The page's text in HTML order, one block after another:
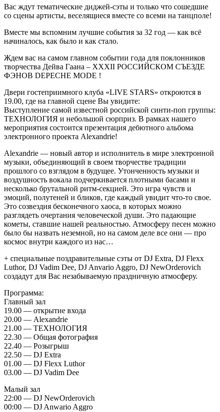
Вас ждут тематические диджей-сэты и только что сошедшие
со сцены артисты, веселящиеся вместе со всеми на танцполе!
Вместе мы вспомним лучшие события за 32 год — как всё
начиналось, как было и как стало.
Ждем вас на самом главном событии года для поклонников
творчества Дейва Гаана – XXXII РОССИЙСКОМ СЪЕЗДЕ
ФЭНОВ DEPECHE MODE !
Двери гостеприимного клуба «LIVE STARS» откроются в
19.00, где на главной сцене Вы увидите:
Выступление самой известной российской синти-поп группы:
ТЕХНОЛОГИЯ и небольшой сюрприз. В рамках нашего
мероприятия состоится презентация дебютного альбома
электронного проекта Alexandrie!
Alexandrie — новый автор и исполнитель в мире электронной
музыки, объединяющий в своем творчестве традиции
прошлого со взглядом в будущее. Утонченность музыки и
воздушность вокала подчеркивается плотными басами и
несколько брутальной ритм-секцией. Это игра чувств и
эмоций, полутеней и бликов, где каждый увидит что-то свое.
Это созвездия бесконечного хаоса, в которых можно
разглядеть очертания человеческой души. Это падающие
кометы, ставшие нашей реальностью. Атмосферу песен можно
было бы назвать неземной, но на самом деле все они — про
космос внутри каждого из нас…
+ специальные поздравительные сэты от DJ Extra, DJ Flexx
Luthor, DJ Vadim Dee, DJ Anvario Aggro, DJ NewOrderovich
создадут для Вас незабываемую праздничную атмосферу.
Программа:
Главный зал
19.00 — открытие входа
20.00 — Alexandrie
21.00 — ТЕХНОЛОГИЯ
22.30 — Общая фотография
22.40 — Розыгрыш
22.50 — DJ Extra
01.00 — DJ Flexx Luthor
03.00 — DJ Vadim Dee
Малый зал
22:00 — DJ NewOrderovich
00:00 — DJ Anwario Aggro